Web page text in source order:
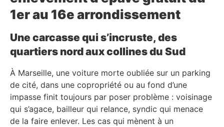
1er au 16e arrondissement
Une carcasse qui s’incruste, des
quartiers nord aux collines du Sud
À Marseille, une voiture morte oubliée sur un parking
de cité, dans une copropriété ou au fond d’une
impasse finit toujours par poser problème : voisinage
qui s’agace, bailleur qui relance, syndic qui menace
de la faire enlever. Les cas qui mènent à un